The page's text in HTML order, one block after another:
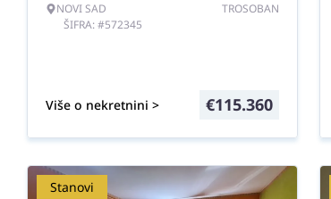
NOVI SAD
ŠIFRA: #572345
TROSOBAN
Više o nekretnini > €115.360
Stanovi